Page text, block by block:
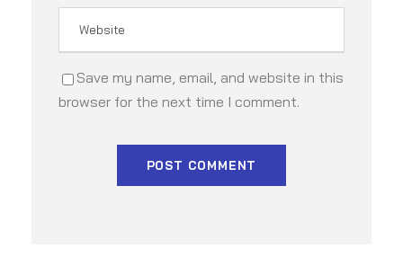
Save my name, email, and website in this
browser for the next time I comment.